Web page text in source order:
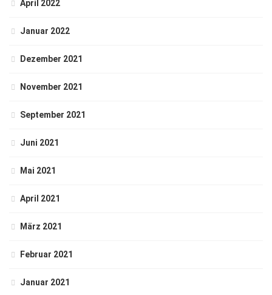
April 2022
Januar 2022
Dezember 2021
November 2021
September 2021
Juni 2021
Mai 2021
April 2021
März 2021
Februar 2021
Januar 2021